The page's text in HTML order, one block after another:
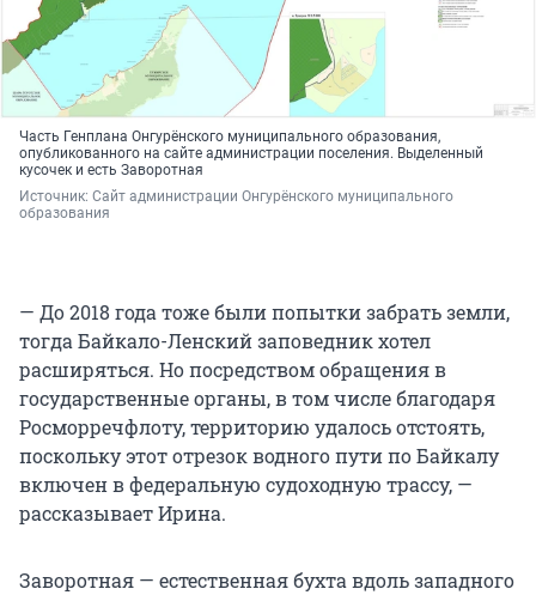
Часть Генплана Онгурёнского муниципального образования,
опубликованного на сайте администрации поселения. Выделенный
кусочек и есть Заворотная
Источник: Сайт администрации Онгурёнского муниципального
образования
— До 2018 года тоже были попытки забрать земли,
тогда Байкало-Ленский заповедник хотел
расширяться. Но посредством обращения в
государственные органы, в том числе благодаря
Росморречфлоту, территорию удалось отстоять,
поскольку этот отрезок водного пути по Байкалу
включен в федеральную судоходную трассу, —
рассказывает Ирина.
Заворотная — естественная бухта вдоль западного